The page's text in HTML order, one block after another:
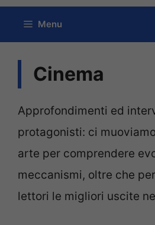
contenuto
Menu
Cinema
Approfondimenti ed
protagonisti: ci
arte per comprendere
meccanismi, oltre che
lettori le migliori uscite